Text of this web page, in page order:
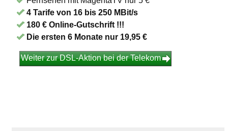
4 Tarife von 16 bis 250 MBit/s
180 € Online-Gutschrift !!!
Die ersten 6 Monate nur 19,95 €
Weiter zur DSL-Aktion bei der Telekom